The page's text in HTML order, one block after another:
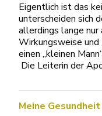
Eigentlich ist das
unterscheiden sich
allerdings lange nur
Wirkungsweise und
einen „kleinen
Die Leiterin der
Meine